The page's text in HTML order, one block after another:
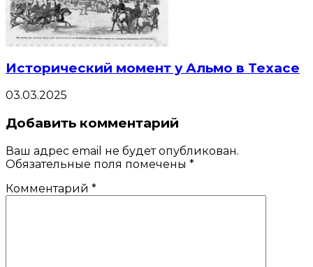
Исторический момент у Альмо в Техасе
03.03.2025
Добавить комментарий
Ваш адрес email не будет опубликован.
Обязательные поля помечены *
Комментарий *